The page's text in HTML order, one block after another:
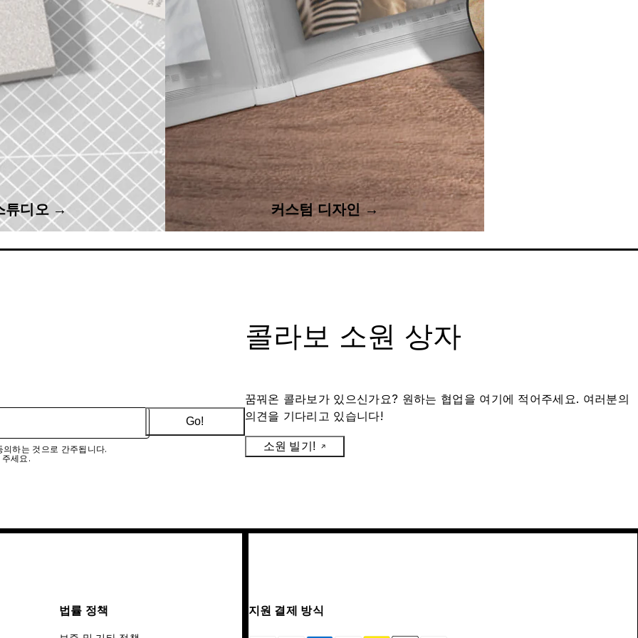
튜디오 → 커스텀 디자인 →
하는 것으로 간주됩니다.
세요.
Go!
콜라보 소원 상자
꿈꿔온 콜라보가 있으신가요? 원하는 협업을 여기에 적어주세요. 여러분의
의견을 기다리고 있습니다!
소원 빌기!
법률 정책 지원 결제 방식